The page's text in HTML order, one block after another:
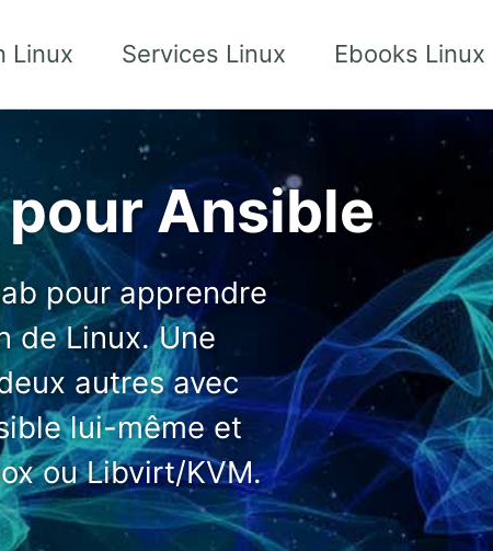
Linux Services Linux Ebooks Linux
Ansible
pour apprendre
de Linux. Une
autres avec
lui-même et
ou Libvirt/KVM.